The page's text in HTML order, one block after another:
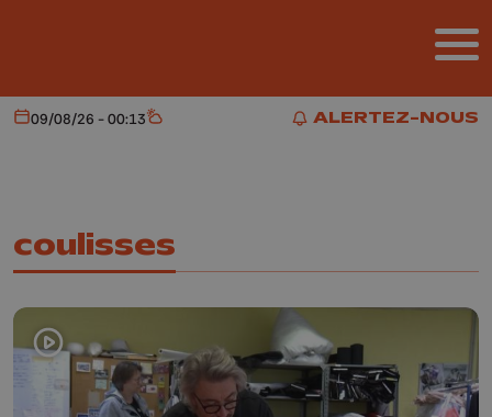
ALERTEZ-NOUS
ALERTEZ-NOUS
Aujourd'hui
09/08/26 - 00:13 Météo
coulisses